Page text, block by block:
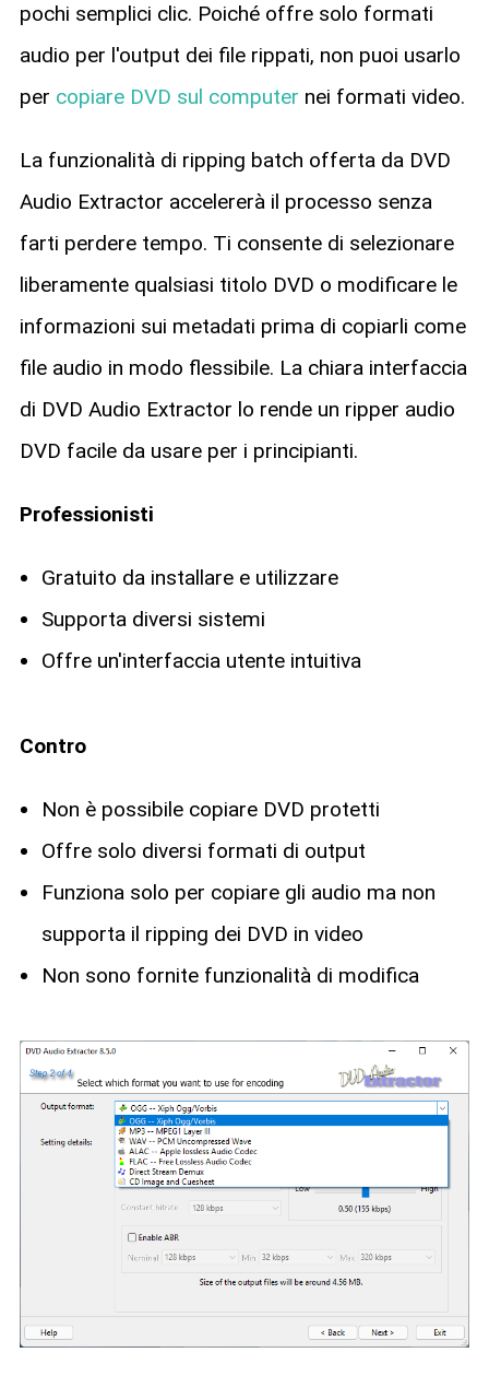
pochi semplici clic. Poiché offre solo formati
audio per l'output dei file rippati, non puoi usarlo
per copiare DVD sul computer nei formati video.
La funzionalità di ripping batch offerta da DVD
Audio Extractor accelererà il processo senza
farti perdere tempo. Ti consente di selezionare
liberamente qualsiasi titolo DVD o modificare le
informazioni sui metadati prima di copiarli come
file audio in modo flessibile. La chiara interfaccia
di DVD Audio Extractor lo rende un ripper audio
DVD facile da usare per i principianti.
Professionisti
Gratuito da installare e utilizzare
Supporta diversi sistemi
Offre un'interfaccia utente intuitiva
Contro
Non è possibile copiare DVD protetti
Offre solo diversi formati di output
Funziona solo per copiare gli audio ma non
supporta il ripping dei DVD in video
Non sono fornite funzionalità di modifica